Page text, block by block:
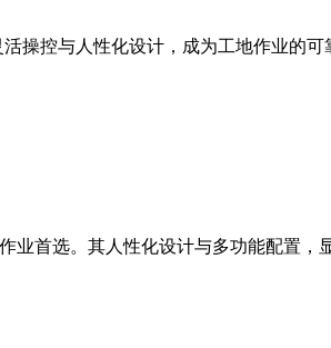
操控与人性化设计，成为工地作业的可
首选。其人性化设计与多功能配置，